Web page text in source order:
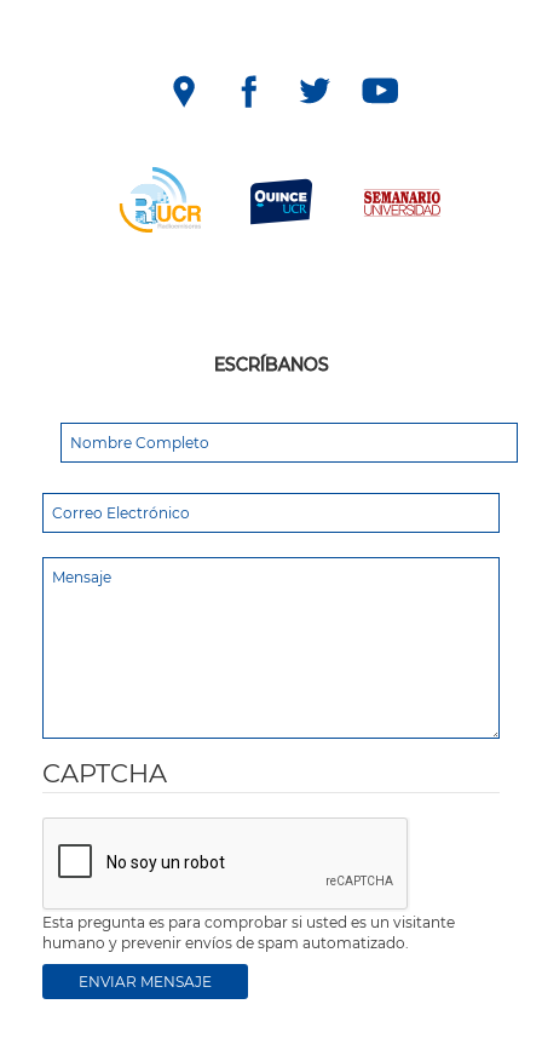
ESCRÍBANOS
CAPTCHA
Esta pregunta es para comprobar si usted es un visitante
humano y prevenir envíos de spam automatizado.